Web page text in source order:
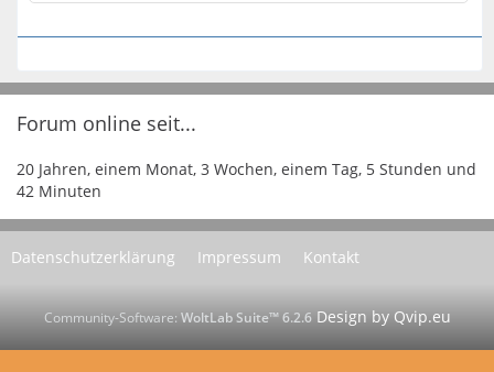
Forum online seit...
20 Jahren, einem Monat, 3 Wochen, einem Tag, 5 Stunden und
42 Minuten
Datenschutzerklärung Impressum Kontakt
Community-Software: WoltLab Suite™ 6.2.6